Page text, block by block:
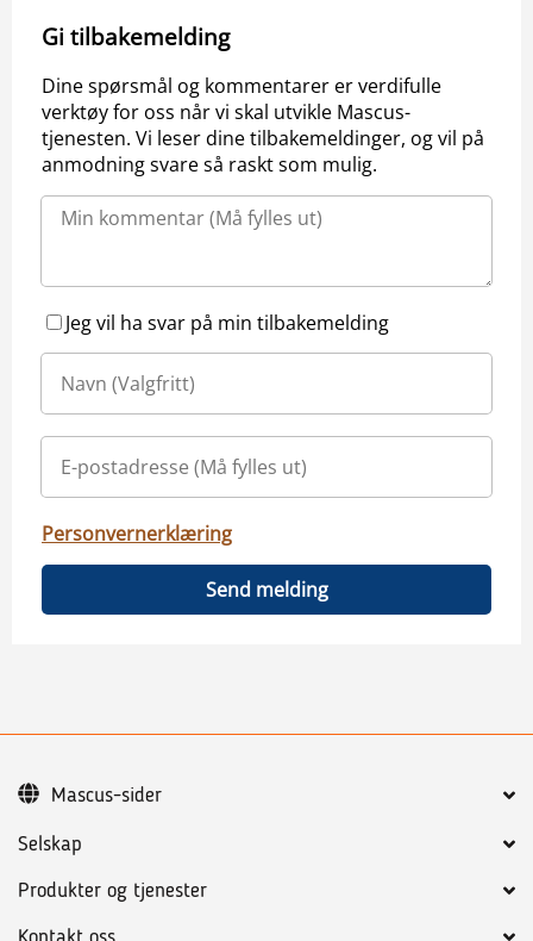
Gi tilbakemelding
Dine spørsmål og kommentarer er verdifulle
verktøy for oss når vi skal utvikle Mascus-
tjenesten. Vi leser dine tilbakemeldinger, og vil på
anmodning svare så raskt som mulig.
Jeg vil ha svar på min tilbakemelding
Personvernerklæring
Send melding
Selskap
Produkter og tjenester
Mascus-sider